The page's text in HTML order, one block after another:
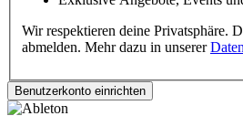
Wir respektieren deine Privatsphäre.
abmelden. Mehr dazu in unserer